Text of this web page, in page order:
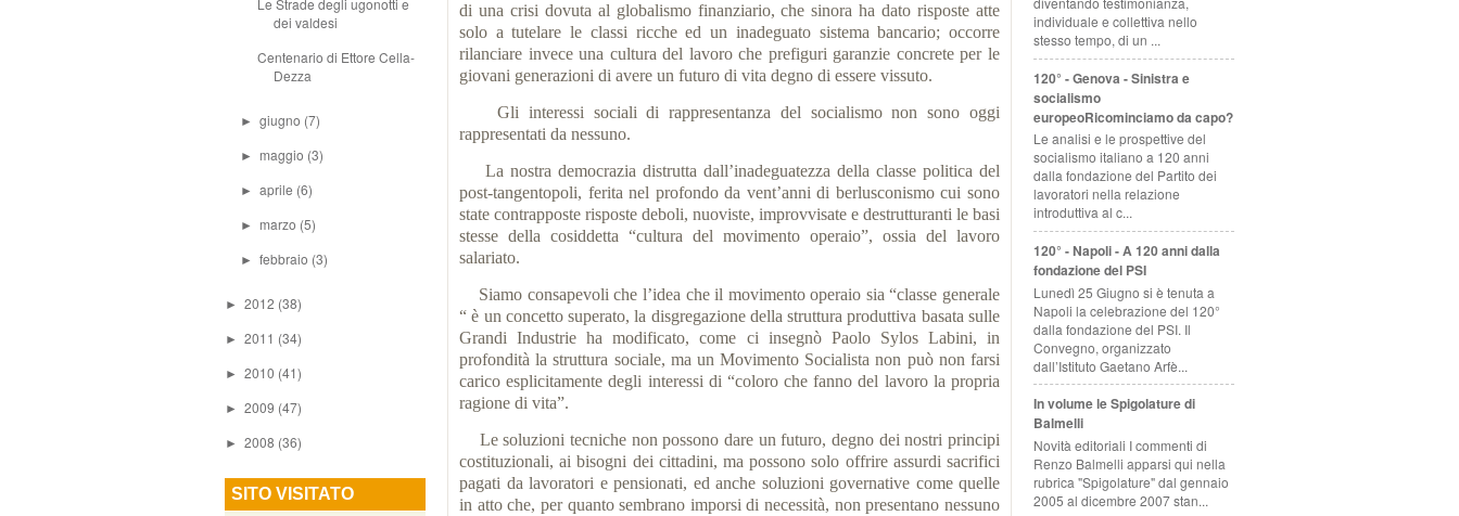
Le Strade degli ugonotti e
dei valdesi
Centenario di Ettore Cella-
Dezza
►giugno (7)
► maggio (3)
►aprile (6)
► marzo (5)
►febbraio (3)
► 2012 (38)
► 2011 (34)
► 2010 (41)
► 2009 (47)
► 2008 (36)
SITO VISITATO
di una crisi dovuta al globalismo finanziario, che sinora ha dato risposte atte
solo a tutelare le classi ricche ed un inadeguato sistema bancario; occorre
rilanciare invece una cultura del lavoro che prefiguri garanzie concrete per le
giovani generazioni di avere un futuro di vita degno di essere vissuto.
Gli interessi sociali di rappresentanza del socialismo non sono oggi
rappresentati da nessuno.
La nostra democrazia distrutta dall’inadeguatezza della classe politica del
post-tangentopoli, ferita nel profondo da vent’anni di berlusconismo cui sono
state contrapposte risposte deboli, nuoviste, improvvisate e destrutturanti le basi
stesse della cosiddetta “cultura del movimento operaio”, ossia del lavoro
salariato.
Siamo consapevoli che l’idea che il movimento operaio sia “classe generale
“ è un concetto superato, la disgregazione della struttura produttiva basata sulle
Grandi Industrie ha modificato, come ci insegnò Paolo Sylos Labini, in
profondità la struttura sociale, ma un Movimento Socialista non può non farsi
carico esplicitamente degli interessi di “coloro che fanno del lavoro la propria
ragione di vita”.
Le soluzioni tecniche non possono dare un futuro, degno dei nostri principi
costituzionali, ai bisogni dei cittadini, ma possono solo offrire assurdi sacrifici
pagati da lavoratori e pensionati, ed anche soluzioni governative come quelle
in atto che, per quanto sembrano imporsi di necessità, non presentano nessuno
individuale e collettiva nello
stesso tempo, di un ...
120° - Genova - Sinistra e
socialismo
europeoRicominciamo da capo?
Le analisi e le prospettive del
socialismo italiano a 120 anni
dalla fondazione del Partito dei
lavoratori nella relazione
introduttiva al c...
120° - Napoli - A 120 anni dalla
fondazione del PSI
Lunedì 25 Giugno si è tenuta a
Napoli la celebrazione del 120°
dalla fondazione del PSI. Il
Convegno, organizzato
dall’Istituto Gaetano Arfè...
In volume le Spigolature di
Balmelli
Novità editoriali I commenti di
Renzo Balmelli apparsi qui nella
rubrica "Spigolature" dal gennaio
2005 al dicembre 2007 stan...